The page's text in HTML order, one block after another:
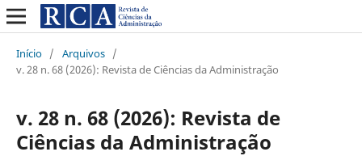
Início / Arquivos /
v. 28 n. 68 (2026): Revista de Ciências da Administração
v. 28 n. 68 (2026): Revista de
Ciências da Administração